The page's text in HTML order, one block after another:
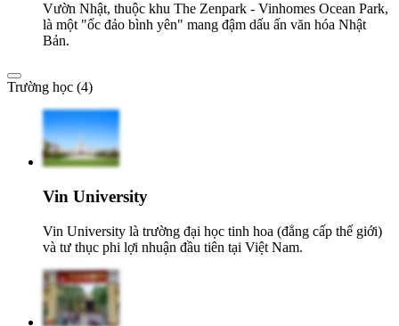
Vườn Nhật, thuộc khu The Zenpark - Vinhomes Ocean Park,
là một "ốc đảo bình yên" mang đậm dấu ấn văn hóa Nhật
Bản.
Trường học (4)
Vin University
Vin University là trường đại học tinh hoa (đẳng cấp thế giới)
và tư thục phi lợi nhuận đầu tiên tại Việt Nam.